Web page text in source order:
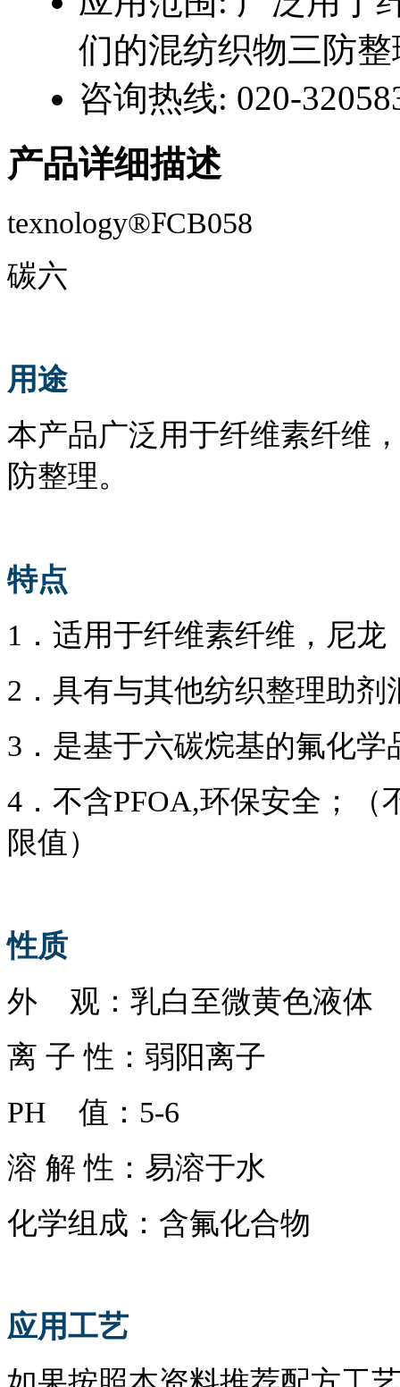
们的混纺织物三防
咨询热线: 020-
产品详细描述
texnology®FCB058
碳六
用途
本产品广泛 用于纤维素纤维
防整理。
特点
1． 适用于纤维素纤维，尼
2． 具有与其他纺织整理助剂
3． 是基于六碳烷基的氟化学
4． 不含PFOA,环保安全；（
限值）
性质
外
观： 乳白至微黄色液体
离 子 性： 弱阳离子
PH 值：5-6
溶 解 性：易溶于水
化学组成： 含氟化合物
应用工艺